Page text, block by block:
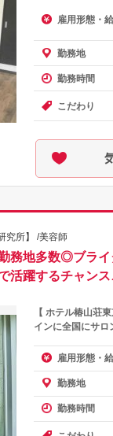
雇用形態・
勤務地
勤務時間
こだわり
究所】 /美容師
務地多数◎ブラ
活躍するチャン
【 ホテル椿山荘
インに全国にサロ
雇用形態・
勤務地
勤務時間